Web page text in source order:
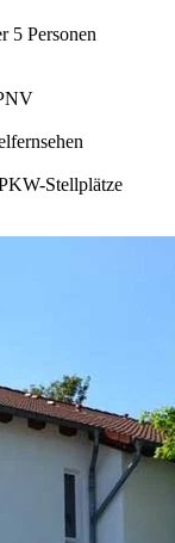
5 Personen
Stellplätze